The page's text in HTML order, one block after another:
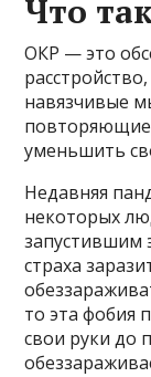
Что
ОКР — это
навязчивые
уменьшить
Недавняя
некоторых
запустившим
страха
то эта фобия
свои руки до